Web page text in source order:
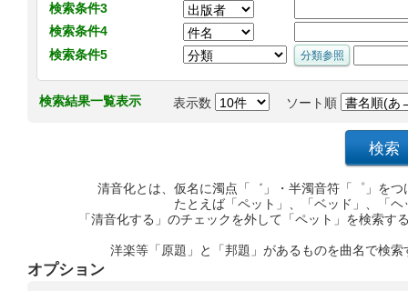
検索条件3
検索条件4
検索条件5
検索結果一覧表示 表示数 ソート順
清音化とは、仮名に濁点「゛」・半濁音符「゜」を
たとえば「ペット」、「ベッド」、「
「清音化する」のチェックを外して「ペット」を検索
洋楽等「原題」と「邦題」があるものを曲名で検
オプション